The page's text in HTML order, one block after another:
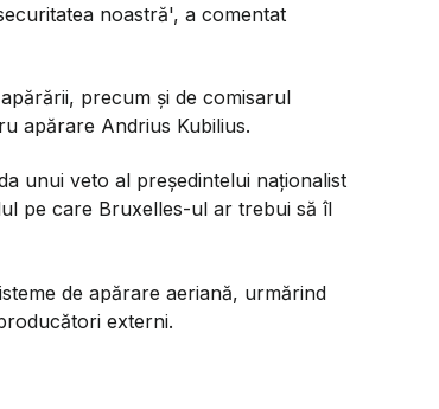
noastră', a comentat
precum și de comisarul
apărare Andrius Kubilius.
unui veto al președintelui naționalist
pe care Bruxelles-ul ar trebui să îl
de apărare aeriană, urmărind
externi.